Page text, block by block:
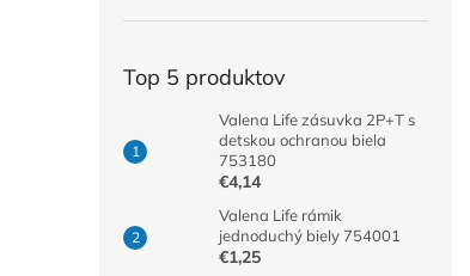
Top 5 produktov
Valena Life zásuvka 2P+T s
detskou ochranou biela
753180
€4,14
Valena Life rámik
jednoduchý biely 754001
€1,25